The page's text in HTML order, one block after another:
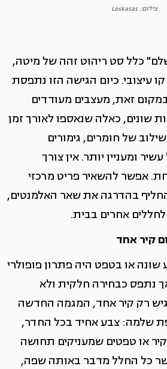
צילום: Laskasas
כלל סט ריהוט זהה של מיטה,
עיצובי. כיום הגישה הזו נתפסת
זאת, מעצבים מעודדים
שונים, כאלה שנאספו לאורך זמן
של חומרים, גימורים
ומעניין יותר. אין צורך
אפשר להשאיר פריט מרכזי
בהדרגה את שאר האלמנטים,
אחרים בבית.
קיר אחד
או בטפט היה פתרון פופולרי
נתפס כבחירה חלקית ולא
רק קיר אחד, המגמה החדשה
שלמה: צבע אחיד בכל החדר,
קיר או טפטים שמעניקים תחושה
כל החלל מדבר באותה שפה,